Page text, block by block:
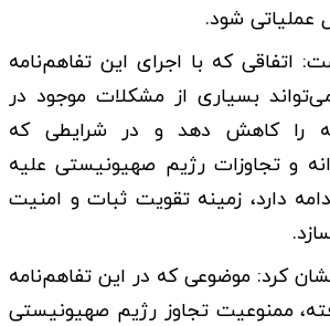
شود.
اتفاقی که با اجرای این تفاهم‌نامه
بسیاری از مشکلات موجود در
را کاهش دهد و در شرایطی که
و تجاوزات رژیم صهیونیستی علیه
دارد، زمینه تقویت ثبات و امنیت
کرد: موضوعی که در این تفاهم‌نامه
ممنوعیت تجاوز رژیم صهیونیستی